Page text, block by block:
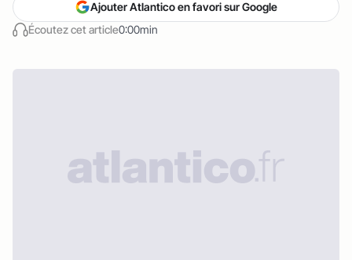
Écoutez cet article0:00min
Ajouter Atlantico en favori sur Google